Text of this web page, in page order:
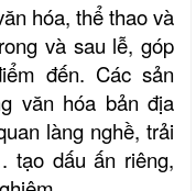
hóa, thể thao và
và sau lễ, góp
đến. Các sản
văn hóa bản địa
làng nghề, trải
tạo dấu ấn riêng,